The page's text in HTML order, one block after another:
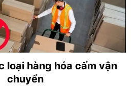
loại hàng hóa cấm vận
chuyển